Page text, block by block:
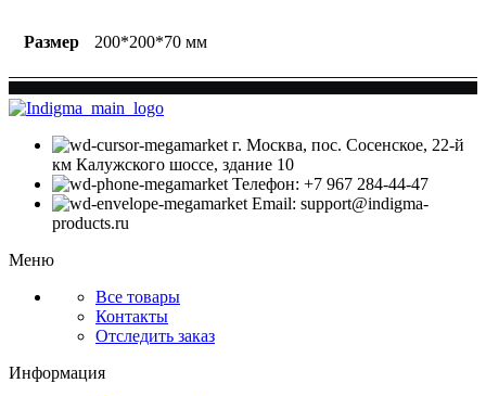
Размер 200*200*70 мм
г. Москва, пос. Сосенское, 22-й
км Калужского шоссе, здание 10
Телефон: +7 967 284-44-47
Email: support@indigma-
products.ru
Меню
Все товары
Контакты
Отследить заказ
Информация